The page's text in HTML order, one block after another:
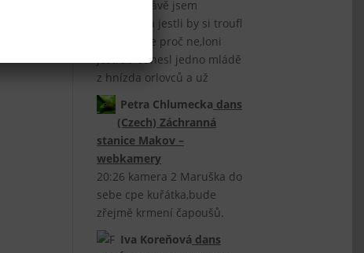
Díky Ivo,právě jsem
přemýšlela jestli by si troufl
zaútočit,ale proč ne,loni
jestřáb odnesl jedno mládě
z hnízda orlovců a už
Petra Chlumecka dans
(Czech) Záchranná
stanice Makov –
webkamery
20:26 kamera 2 Maruška do
sebe cpe kuřátka,bude
zřejmě krmení čapoušů.
Iva Koreňová dans